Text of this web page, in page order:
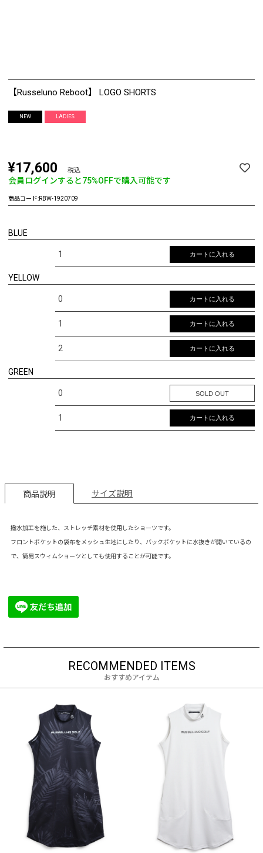
【Russeluno Reboot】 LOGO SHORTS
NEW LADIES
¥17,600 税込
会員ログインすると75%OFFで購入可能です
商品コード:RBW-1920709
BLUE
1 カートに入れる
YELLOW
0 カートに入れる
1 カートに入れる
2 カートに入れる
GREEN
0 SOLD OUT
1 カートに入れる
商品説明 サイズ説明
撥水加工を施した、ストレッチ素材を使用したショーツです。
フロントポケットの袋布をメッシュ生地にしたり、バックポケットに水抜きが開いているの
で、簡易スウィムショーツとしても使用することが可能です。
RECOMMENDED ITEMS
おすすめアイテム